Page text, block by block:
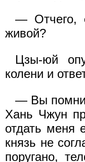
— Отчего,
живой?
Цзы-юй
колени и
— Вы
Хань Чжун
отдать меня
князь не
поругано,